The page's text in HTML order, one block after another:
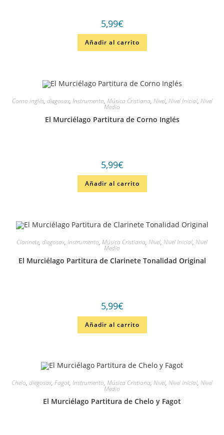
5,99€
Añadir al carrito
Corno inglés, diegosax, Instrumento, Música Cristiana, Nivel, Nivel Inicial, Nivel
Medio
El Murciélago Partitura de Corno Inglés
5,99€
Añadir al carrito
Clarinete, diegosax, Instrumento, Música Cristiana, Nivel, Nivel Inicial, Nivel
Medio
El Murciélago Partitura de Clarinete Tonalidad Original
5,99€
Añadir al carrito
Chelo, diegosax, Fagot, Instrumento, Música Cristiana, Nivel, Nivel Inicial, Nivel
Medio
El Murciélago Partitura de Chelo y Fagot